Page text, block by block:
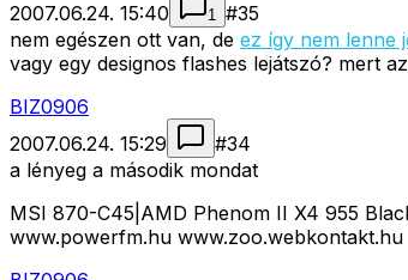
2007.06.24. 15:40
1 #35
nem egészen ott van, de ez így nem lenne
vagy egy designos flashes lejátszó? mert
BIZ0906
2007.06.24. 15:29
#34
a lényeg a második mondat
MSI 870-C45|AMD Phenom II X4 955
www.powerfm.hu www.zoo.webkontakt.hu